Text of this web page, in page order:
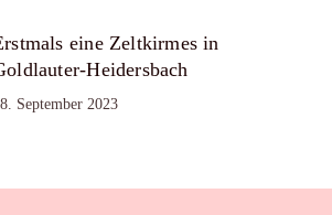
eine Zeltkirmes in
Heidersbach
September 2023